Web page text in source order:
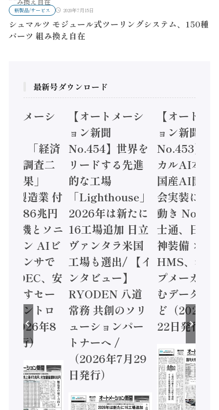
新製品/サービス 2020年7月15日
シュマルツ モジュール式ツーリングシステム、150種
パーツ 組み換え自在
最新号ダウンロード
トメーシ
】「経済
態調査二
結果」
年製造業 付
額86兆円
電機とソニ
コン AIビ
センサで
/ IDEC、安
かすセー
コントロ
2026年8
発行）
【オートメーシ
ョン新聞
No.454】世界を
リードする先進
的な工場
「Lighthouse」
2026年は新たに
16工場追加 日立
ヴァンタラ米国
工場も選出/ 【イ
ンタビュー】
RYODEN 八道
常務 共創のソリ
ューションパー
トナーへ /
（2026年7月29
日発行）
【オートメ
ョン新聞
No.453】フ
カルAI本格
国産AI開発
会実装に活
動き
士通、日立
神装備 ×
HMS、老舗
プメーカー
むデータ活
ど（2026年
22日発行）